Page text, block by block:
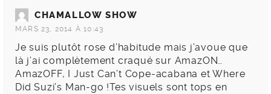
CHAMALLOW SHOW
MARS 23, 2014 À 10:43
Je suis plutôt rose d’habitude mais j’avoue que
là j’ai complètement craqué sur AmazON…
AmazOFF, I Just Can’t Cope-acabana et Where
Did Suzi’s Man-go !Tes visuels sont tops en